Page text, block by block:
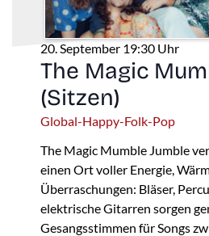
20. September 19:30 Uhr
The Magic
(Sitzen)
Global-Happy-Folk-Pop
The Magic Mumble Jumble
einen Ort voller Energie,
Überraschungen: Bläser,
elektrische Gitarren sorgen
Gesangsstimmen für Songs